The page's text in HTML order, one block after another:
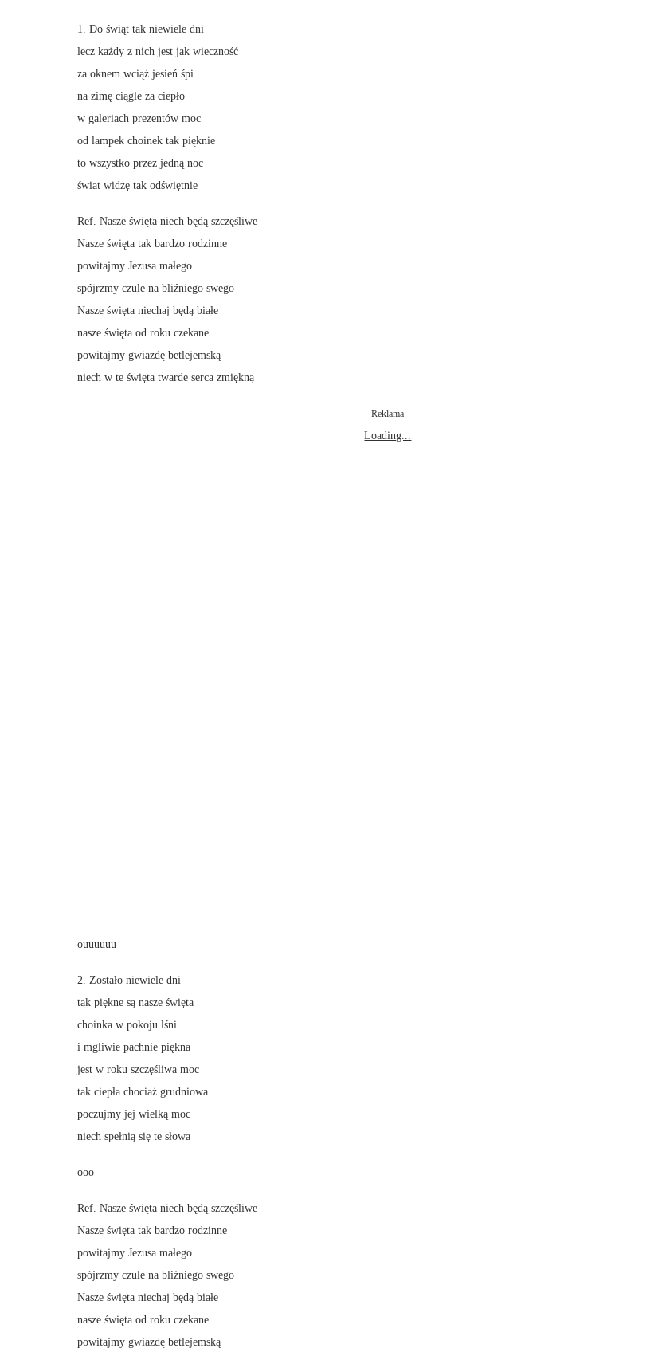
1. Do świąt tak niewiele dni
lecz każdy z nich jest jak wieczność
za oknem wciąż jesień śpi
na zimę ciągle za ciepło
w galeriach prezentów moc
od lampek choinek tak pięknie
to wszystko przez jedną noc
świat widzę tak odświętnie
Ref. Nasze święta niech będą szczęśliwe
Nasze święta tak bardzo rodzinne
powitajmy Jezusa małego
spójrzmy czule na bliźniego swego
Nasze święta niechaj będą białe
nasze święta od roku czekane
powitajmy gwiazdę betlejemską
niech w te święta twarde serca zmiękną
Reklama
Loading...
ouuuuuu
2. Zostało niewiele dni
tak piękne są nasze święta
choinka w pokoju lśni
i mgliwie pachnie piękna
jest w roku szczęśliwa moc
tak ciepła chociaż grudniowa
poczujmy jej wielką moc
niech spełnią się te słowa
ooo
Ref. Nasze święta niech będą szczęśliwe
Nasze święta tak bardzo rodzinne
powitajmy Jezusa małego
spójrzmy czule na bliźniego swego
Nasze święta niechaj będą białe
nasze święta od roku czekane
powitajmy gwiazdę betlejemską